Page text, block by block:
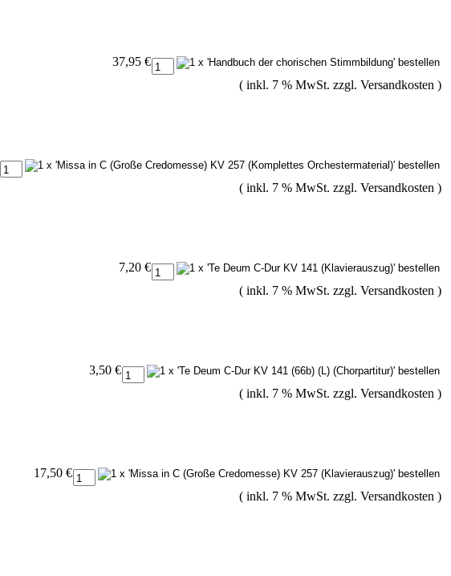
37,95 €
( inkl. 7 % MwSt. zzgl. Versandkosten )
( inkl. 7 % MwSt. zzgl. Versandkosten )
7,20 €
( inkl. 7 % MwSt. zzgl. Versandkosten )
3,50 €
( inkl. 7 % MwSt. zzgl. Versandkosten )
17,50 €
( inkl. 7 % MwSt. zzgl. Versandkosten )